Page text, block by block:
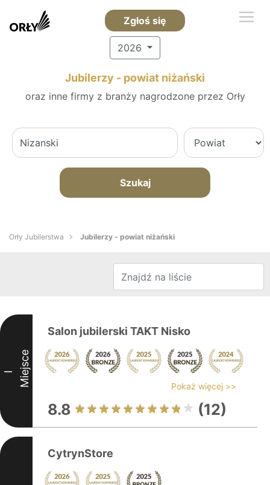
Zgłoś się
2026
Jubilerzy - powiat niżański
oraz inne firmy z branży nagrodzone przez Orły
Szukaj
Orły Jubilerstwa Jubilerzy - powiat niżański
I Miejsce
Salon jubilerski TAKT Nisko
Pokaż więcej >>
8.8 (12)
CytrynStore